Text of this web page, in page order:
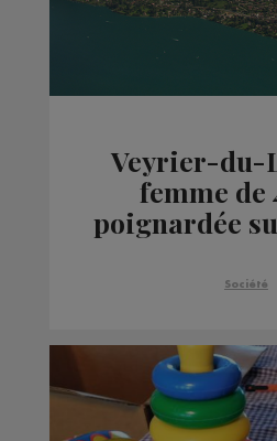
Veyrier-du-
femme de
poignardée
Société